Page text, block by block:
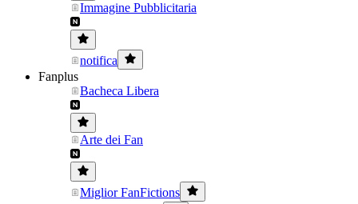
Immagine Pubblicitaria
notifica
Fanplus
Bacheca Libera
Arte dei Fan
Miglior FanFictions